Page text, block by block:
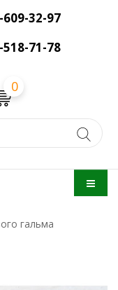
609-32-97
518-71-78
0
гальма